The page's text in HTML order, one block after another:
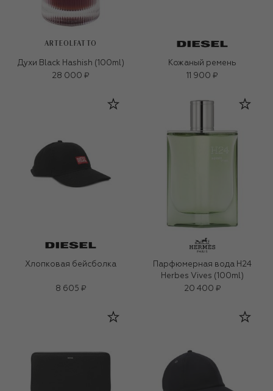
ARTEOLFATTO
Духи Black Hashish (100ml)
28 000 ₽
Кожаный ремень
11 900 ₽
Хлопковая бейсболка
8 605 ₽
Парфюмерная вода H24
Herbes Vives (100ml)
20 400 ₽